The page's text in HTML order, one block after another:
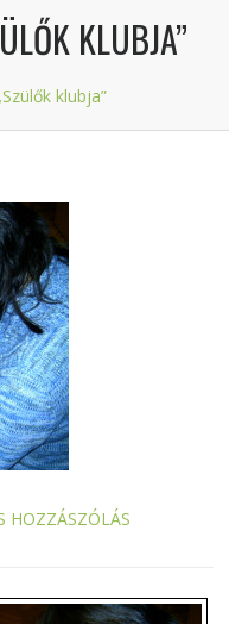
KLUBJA”
klubja”
HOZZÁSZÓLÁS